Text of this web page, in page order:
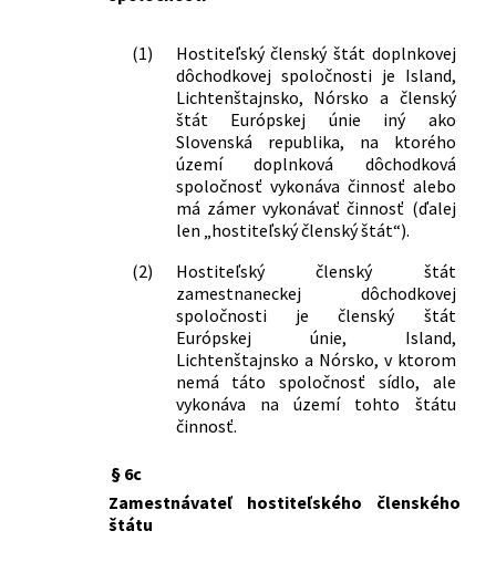
o vydaní opatrenia z 21. júna 2021 č.
6/2021, ktorým sa mení a dopĺňa
opatrenie Národnej banky Slovenska z
15. apríla 2014 č. 7/2014 o
náležitostiach o udelenie
predchádzajúceho súhlasu Národnej
banky Slovenska podľa zákona č.
650/2004 Z. z. o doplnkovom
doplnení niektorých zákonov v znení
neskorších predpisov
Opatrenie Ministerstva práce,
sociálnych vecí a rodiny Slovenskej
republiky, ktorým sa mení a dopĺňa
opatrenie Ministerstva práce,
sociálnych vecí a rodiny Slovenskej
účtu a výkazov v doplnkovom
(1)
Hostiteľský členský štát doplnkovej
dôchodkovej spoločnosti je Island,
Lichtenštajnsko, Nórsko a členský
štát Európskej únie iný ako
Slovenská republika, na ktorého
území doplnková dôchodková
spoločnosť vykonáva činnosť alebo
má zámer vykonávať činnosť (ďalej
len „hostiteľský členský štát“).
(2)
Hostiteľský členský štát
zamestnaneckej dôchodkovej
spoločnosti je členský štát
Európskej únie, Island,
Lichtenštajnsko a Nórsko, v ktorom
nemá táto spoločnosť sídlo, ale
vykonáva na území tohto štátu
činnosť.
§ 6c
Zamestnávateľ hostiteľského členského
štátu